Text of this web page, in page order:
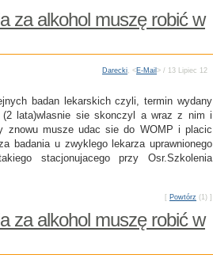
za alkohol muszę robić w
Darecki, <E-Mail > / 13 Lipiec 12
badan lekarskich czyli, termin wydany
(2 lata)wlasnie sie skonczyl a wraz z nim i
znowu musze udac sie do WOMP i placic
badania u zwyklego lekarza uprawnionego
stacjonujacego przy Osr.Szkolenia
[ Powtórz (1) ]
za alkohol muszę robić w